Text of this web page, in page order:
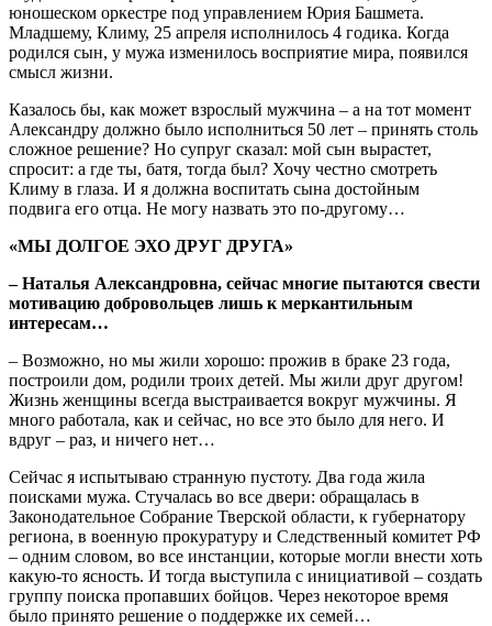
юношеском оркестре под управлением Юрия Башмета.
Младшему, Климу, 25 апреля исполнилось 4 годика. Когда
родился сын, у мужа изменилось восприятие мира, появился
смысл жизни.
Казалось бы, как может взрослый мужчина – а на тот момент
Александру должно было исполниться 50 лет – принять столь
сложное решение? Но супруг сказал: мой сын вырастет,
спросит: а где ты, батя, тогда был? Хочу честно смотреть
Климу в глаза. И я должна воспитать сына достойным
подвига его отца. Не могу назвать это по-другому…
«МЫ ДОЛГОЕ ЭХО ДРУГ ДРУГА»
– Наталья Александровна, сейчас многие пытаются свести
мотивацию добровольцев лишь к меркантильным
интересам…
– Возможно, но мы жили хорошо: прожив в браке 23 года,
построили дом, родили троих детей. Мы жили друг другом!
Жизнь женщины всегда выстраивается вокруг мужчины. Я
много работала, как и сейчас, но все это было для него. И
вдруг – раз, и ничего нет…
Сейчас я испытываю странную пустоту. Два года жила
поисками мужа. Стучалась во все двери: обращалась в
Законодательное Собрание Тверской области, к губернатору
региона, в военную прокуратуру и Следственный комитет РФ
– одним словом, во все инстанции, которые могли внести хоть
какую-то ясность. И тогда выступила с инициативой – создать
группу поиска пропавших бойцов. Через некоторое время
было принято решение о поддержке их семей…